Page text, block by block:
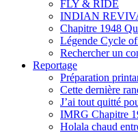
FLY & RIDE
INDIAN
Chapitre 1948
Légende Cycle
Rechercher un
Reportage
Préparation
Cette dernière
J’ai tout quitté
IMRG Chapitre
Holala chaud